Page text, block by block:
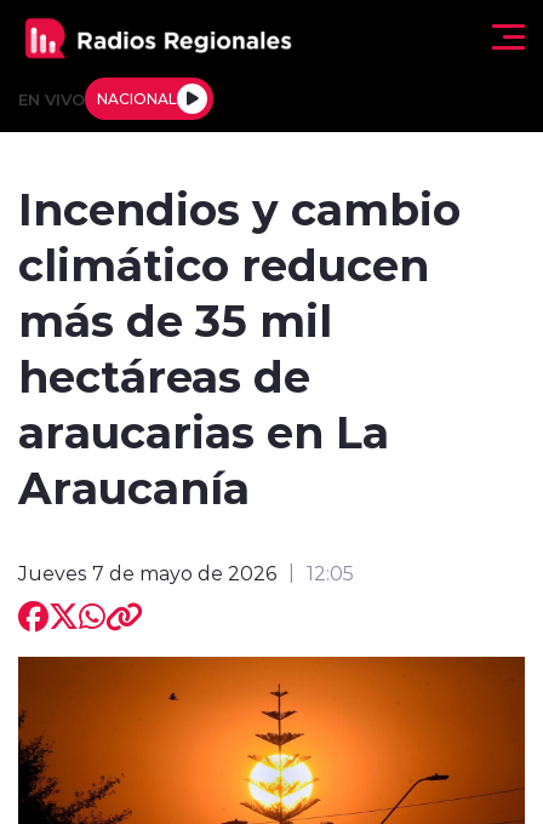
EN VIVO NACIONAL
Deportes
Internacional
Regiones al Aire
Incendios y cambio
climático reducen
más de 35 mil
hectáreas de
araucarias en La
Araucanía
Jueves 7 de mayo de 2026 12:05